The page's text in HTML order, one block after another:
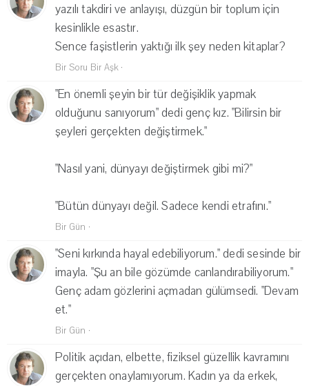
yazılı takdiri ve anlayışı, düzgün bir toplum için
kesinlikle esastır.
Sence faşistlerin yaktığı ilk şey neden kitaplar?
Bir Soru Bir Aşk ·
"En önemli şeyin bir tür değişiklik yapmak
olduğunu sanıyorum" dedi genç kız. "Bilirsin bir
şeyleri gerçekten değiştirmek."
"Nasıl yani, dünyayı değiştirmek gibi mi?"
"Bütün dünyayı değil. Sadece kendi etrafını."
Bir Gün ·
"Seni kırkında hayal edebiliyorum." dedi sesinde bir
imayla. "Şu an bile gözümde canlandırabiliyorum."
Genç adam gözlerini açmadan gülümsedi. "Devam
et."
Bir Gün ·
Politik açıdan, elbette, fiziksel güzellik kavramını
gerçekten onaylamıyorum. Kadın ya da erkek,